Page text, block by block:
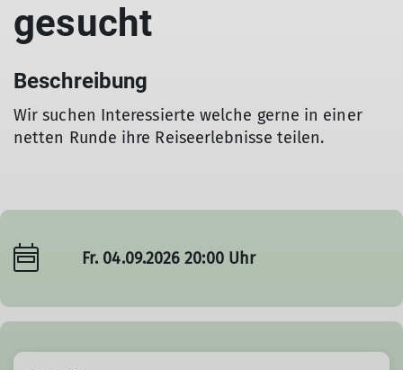
gesucht
Beschreibung
Wir suchen Interessierte welche gerne in einer
netten Runde ihre Reiseerlebnisse teilen.
Fr. 04.09.2026 20:00 Uhr